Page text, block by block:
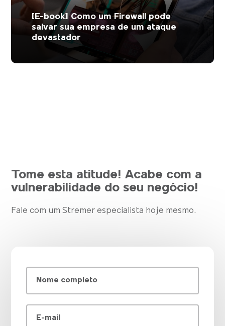
[E-book] Como um Firewall pode
salvar sua empresa de um ataque
devastador
Tome esta atitude! Acabe com a
vulnerabilidade do seu negócio!
Fale com um Stremer especialista hoje mesmo.
Nome completo
E-mail